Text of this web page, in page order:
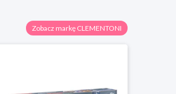
Zobacz markę CLEMENTONI